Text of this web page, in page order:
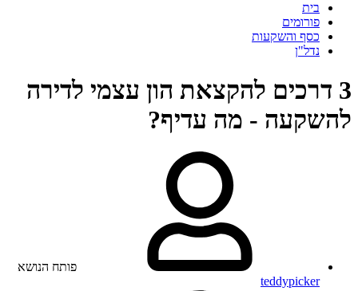
בית
פורומים
כסף והשקעות
נדל"ן
3 דרכים להקצאת הון עצמי לדירה
להשקעה - מה עדיף?
פותח הנושא
teddypicker